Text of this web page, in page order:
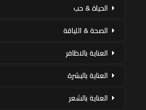
الحياة & حب
الصحة & اللياقة
العناية بالاظافر
العناية بالبشرة
العناية بالشعر